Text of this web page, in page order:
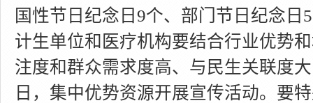
国性节日纪念日 9个、部门节日纪念日
计生单位和医疗机构要结合行业优势
注度和群众需求度高、与民生关联度
日，集中优势资源开展宣传活动。要